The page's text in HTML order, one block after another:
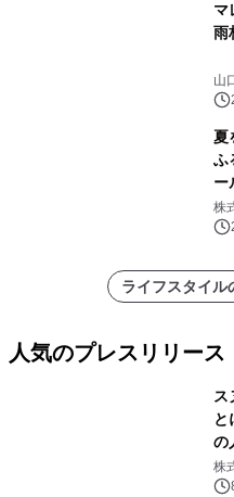
マ
雨
山
夏
ふ
ー
株
ライフスタイル
人気のプレスリリース
ス
の
ラ
ボ
株